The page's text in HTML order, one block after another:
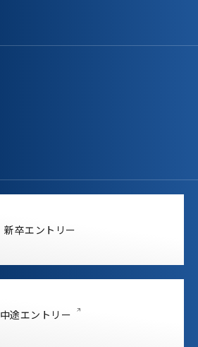
新卒エントリー
中途エントリー